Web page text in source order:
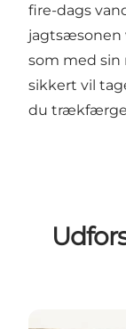
fire-dags
jagtsæsonen
som med
sikkert vil
du